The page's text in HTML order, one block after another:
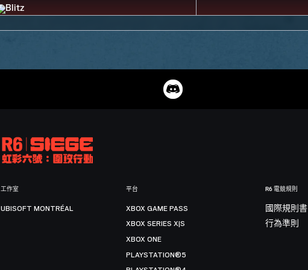
工作室
UBISOFT MONTRÉAL
平台
XBOX GAME PASS
XBOX SERIES X|S
XBOX ONE
PLAYSTATION®5
R6 電競規則
國際規則書
行為準則